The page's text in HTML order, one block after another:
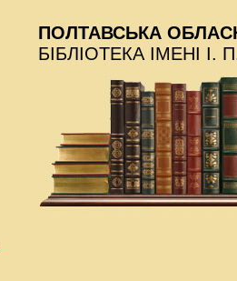
ПОЛТАВСЬКА
БІБЛІОТЕКА ІМЕНІ